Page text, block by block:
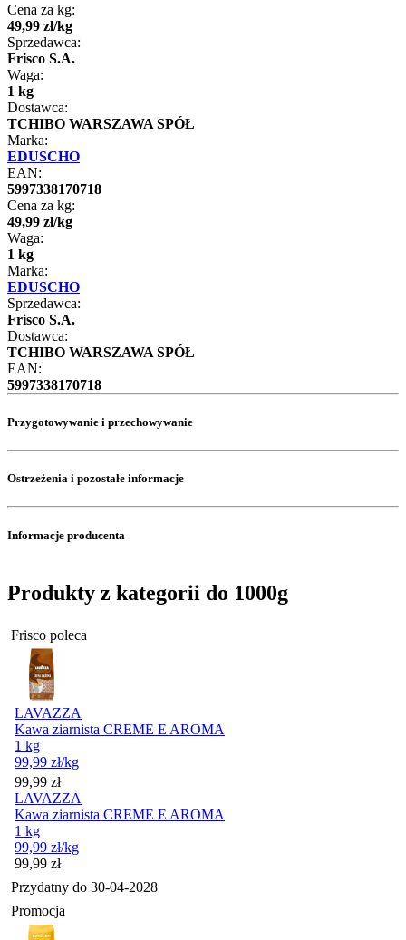
Cena za kg:
49,99 zł/kg
Sprzedawca:
Frisco S.A.
Waga:
1 kg
Dostawca:
TCHIBO WARSZAWA SPÓŁ
Marka:
EDUSCHO
EAN:
5997338170718
Cena za kg:
49,99 zł/kg
Waga:
1 kg
Marka:
EDUSCHO
Sprzedawca:
Frisco S.A.
Dostawca:
TCHIBO WARSZAWA SPÓŁ
EAN:
5997338170718
Przygotowywanie i przechowywanie
Ostrzeżenia i pozostałe informacje
Informacje producenta
Produkty z kategorii do 1000g
Frisco poleca
LAVAZZA
Kawa ziarnista CREME E AROMA
1 kg
99,99 zł/kg
Cena
99,99 zł
LAVAZZA
Kawa ziarnista CREME E AROMA
1 kg
99,99 zł/kg
Cena
99,99 zł
Przydatny do 30-04-2028
Promocja